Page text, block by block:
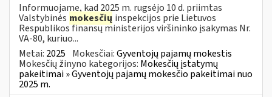
Informuojame, kad 2025 m. rugsėjo 10 d. priimtas
Valstybinės mokesčių inspekcijos prie Lietuvos
Respublikos finansų ministerijos viršininko įsakymas Nr.
VA-80, kuriuo...
Metai: 2025 Mokesčiai:Gyventojų pajamų mokestis
Mokesčių žinyno kategorijos: Mokesčių įstatymų
pakeitimai » Gyventojų pajamų mokesčio pakeitimai nuo
2025 m.